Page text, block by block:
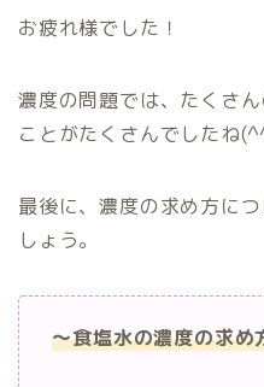
300 ×
お疲れ様でした！
濃度の問題では、たくさ
ことがたくさんでしたね
最後に、濃度の求め方に
しょう。
～食塩水の濃度の求め